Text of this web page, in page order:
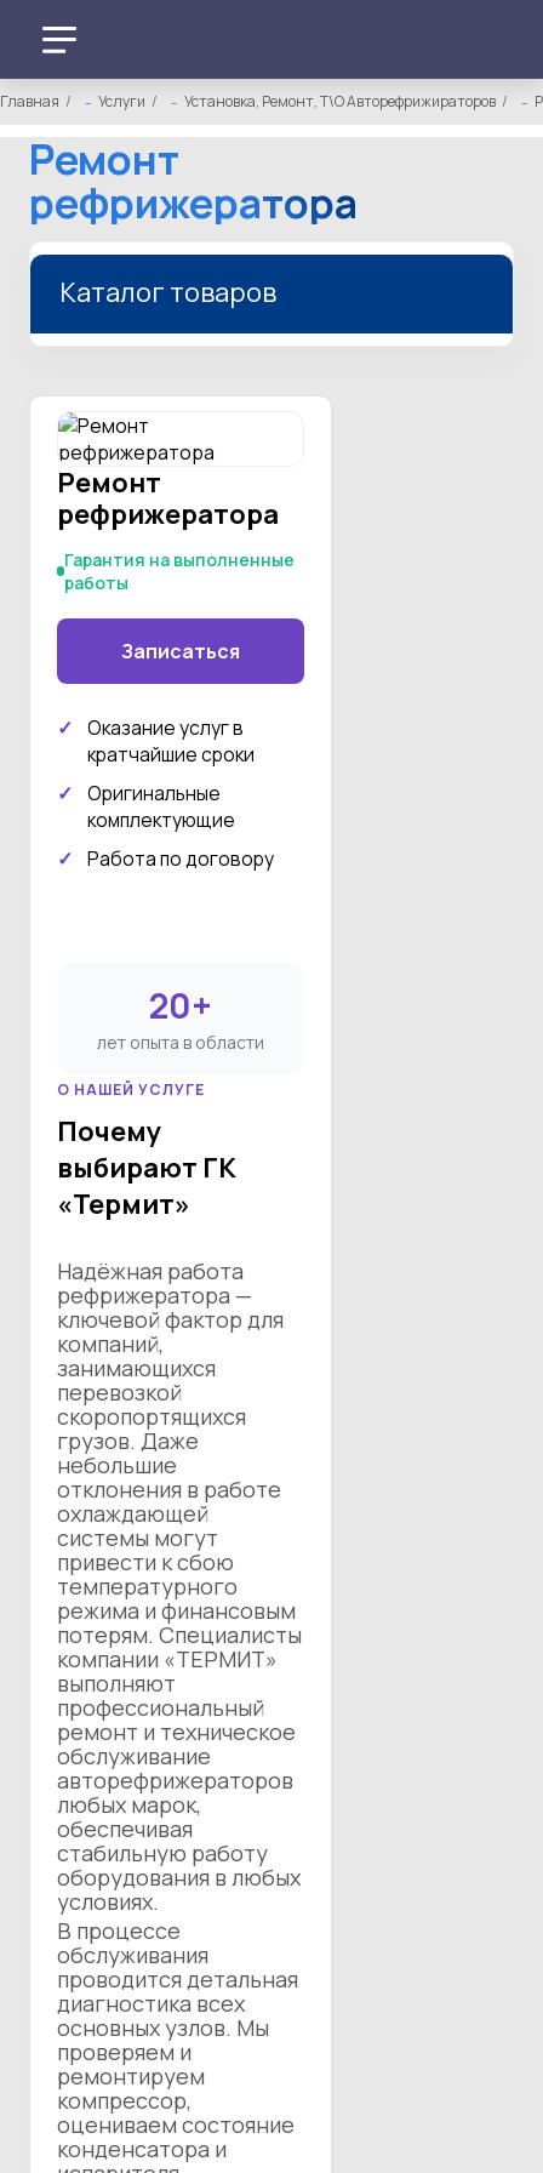
Главная Услуги Установка, Ремонт, Т\О Авторефрижираторов
Ремонт
рефрижератора
Каталог товаров
Ремонт
рефрижератора
Гарантия на выполненные
работы
Записаться
Оказание услуг в
кратчайшие сроки
Оригинальные
комплектующие
Работа по договору
О НАШЕЙ УСЛУГЕ
Почему
выбирают ГК
«Термит»
Надёжная работа
рефрижератора —
ключевой фактор для
компаний,
занимающихся
перевозкой
скоропортящихся
грузов. Даже
небольшие
отклонения в работе
охлаждающей
системы могут
привести к сбою
температурного
режима и финансовым
потерям. Специалисты
компании «ТЕРМИТ»
выполняют
профессиональный
ремонт и техническое
обслуживание
авторефрижераторов
любых марок,
обеспечивая
стабильную работу
оборудования в любых
условиях.
В процессе
обслуживания
проводится детальная
диагностика всех
основных узлов. Мы
проверяем и
ремонтируем
компрессор,
оцениваем состояние
конденсатора и
20+
лет опыта в области